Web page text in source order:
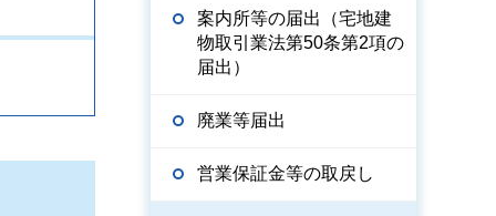
案内所等の届出（宅地建
物取引業法第50条第2項の
届出）
廃業等届出
営業保証金等の取戻し